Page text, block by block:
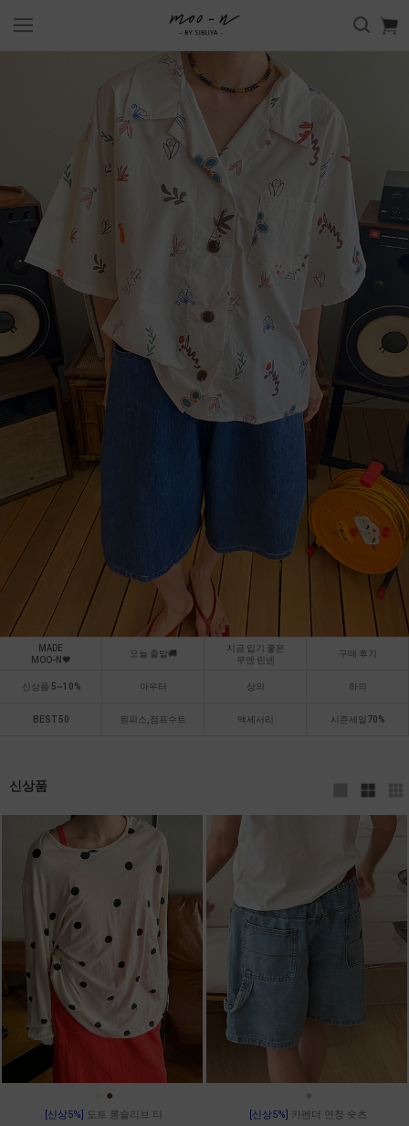
MADE
MOO-N🖤
오늘 출발🚚
지금 입기 좋은
무엔 린넨
구매 후기
신상품 5~10% 아우터 상의 하의
BEST 50 원피스,점프수트 액세서리 시즌세일70%
신상품
●
[신상5%] 도트 롱슬리브 티
●
[신상5%] 카펜더 연청 숏츠